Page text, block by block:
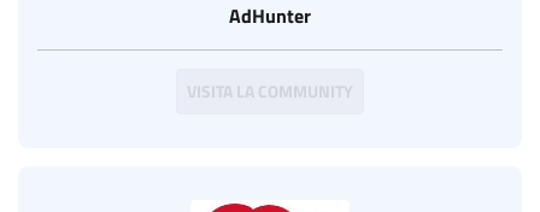
AdHunter
VISITA LA COMMUNITY